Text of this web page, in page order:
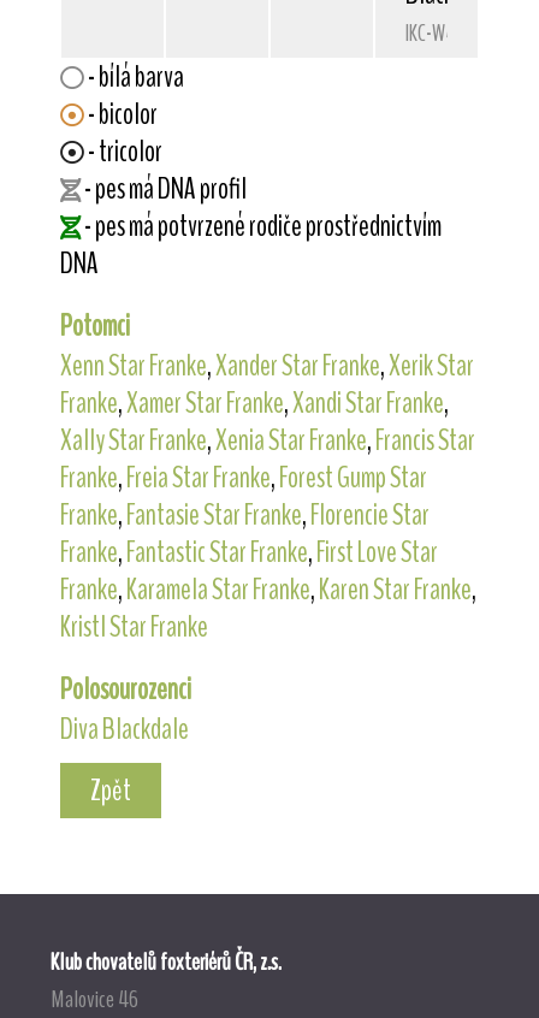
IKC-W43452
- bílá barva
- bicolor
- tricolor
- pes má DNA profil
- pes má potvrzené rodiče prostřednictvím
DNA
Potomci
Xenn Star Franke,Xander Star Franke,Xerik Star
Franke,Xamer Star Franke,Xandi Star Franke,
Xally Star Franke,Xenia Star Franke,Francis Star
Franke,Freia Star Franke,Forest Gump Star
Franke,Fantasie Star Franke,Florencie Star
Franke,Fantastic Star Franke,First Love Star
Franke,Karamela Star Franke,Karen Star Franke,
Kristl Star Franke
Polosourozenci
Diva Blackdale
Zpět
Klub chovatelů foxteriérů ČR, z.s.
Malovice 46